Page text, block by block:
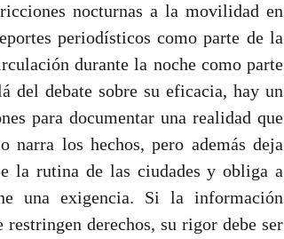
nocturnas a la movilidad en
periodísticos como parte de la
durante la noche como parte
del debate sobre su eficacia, hay un
para documentar una realidad que
narra los hechos, pero además deja
la rutina de las ciudades y obliga a
una exigencia. Si la información
derechos, su rigor debe ser